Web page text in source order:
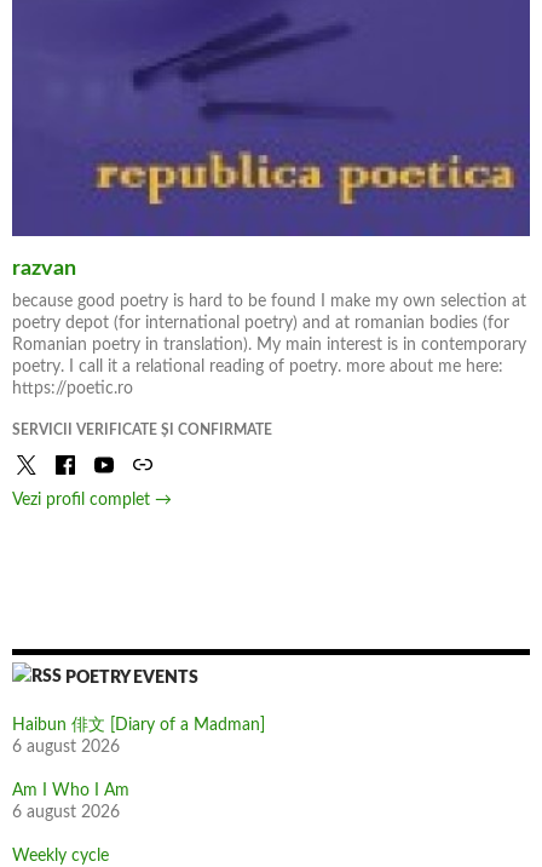
razvan
because good poetry is hard to be found I make my own selection at
poetry depot (for international poetry) and at romanian bodies (for
Romanian poetry in translation). My main interest is in contemporary
poetry. I call it a relational reading of poetry. more about me here:
https://poetic.ro
SERVICII VERIFICATE ȘI CONFIRMATE
Vezi profil complet →
POETRY EVENTS
Haibun 俳文 [Diary of a Madman]
6 august 2026
Am I Who I Am
6 august 2026
Weekly cycle